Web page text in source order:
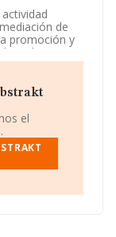
de
promoción y
de
en el
Su
La
se
5 2 Ap
el